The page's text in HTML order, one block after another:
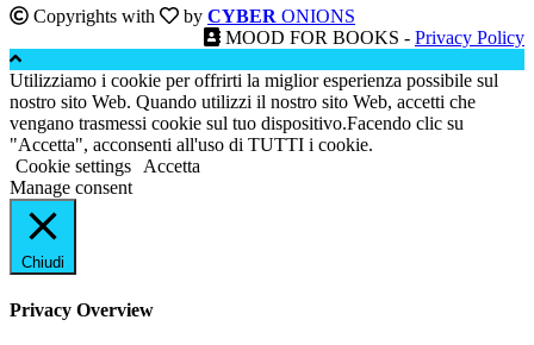
Copyrights with
by CYBER ONIONS
MOOD FOR BOOKS - Privacy Policy
Utilizziamo i cookie per offrirti la miglior esperienza possibile sul
nostro sito Web. Quando utilizzi il nostro sito Web, accetti che
vengano trasmessi cookie sul tuo dispositivo.Facendo clic su
"Accetta", acconsenti all'uso di TUTTI i cookie.
Cookie settings
Accetta
Manage consent
Chiudi
Privacy Overview